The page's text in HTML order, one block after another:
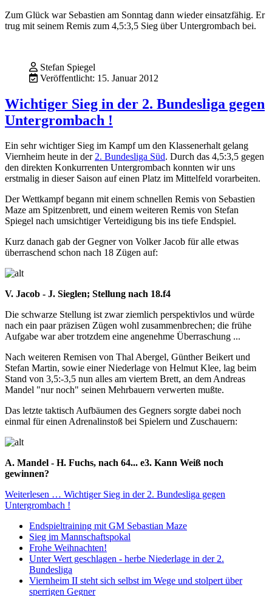
Zum Glück war Sebastien am Sonntag dann wieder einsatzfähig. Er
trug mit seinem Remis zum 4,5:3,5 Sieg über Untergrombach bei.
Stefan Spiegel
Veröffentlicht: 15. Januar 2012
Wichtiger Sieg in der 2. Bundesliga gegen
Untergrombach !
Ein sehr wichtiger Sieg im Kampf um den Klassenerhalt gelang
Viernheim heute in der2. Bundesliga Süd. Durch das 4,5:3,5 gegen
den direkten Konkurrenten Untergrombach konnten wir uns
erstmalig in dieser Saison auf einen Platz im Mittelfeld vorarbeiten.
Der Wettkampf begann mit einem schnellen Remis von Sebastien
Maze am Spitzenbrett, und einem weiteren Remis von Stefan
Spiegel nach umsichtiger Verteidigung bis ins tiefe Endspiel.
Kurz danach gab der Gegner von Volker Jacob für alle etwas
überraschend schon nach 18 Zügen auf:
V. Jacob - J. Sieglen; Stellung nach 18.f4
Die schwarze Stellung ist zwar ziemlich perspektivlos und würde
nach ein paar präzisen Zügen wohl zusammenbrechen; die frühe
Aufgabe war aber trotzdem eine angenehme Überraschung ...
Nach weiteren Remisen von Thal Abergel, Günther Beikert und
Stefan Martin, sowie einer Niederlage von Helmut Klee, lag beim
Stand von 3,5:-3,5 nun alles am viertem Brett, an dem Andreas
Mandel "nur noch" seinen Mehrbauern verwerten mußte.
Das letzte taktisch Aufbäumen des Gegners sorgte dabei noch
einmal für einen Adrenalinstoß bei Spielern und Zuschauern:
A. Mandel - H. Fuchs, nach 64... e3. Kann Weiß noch
gewinnen?
Weiterlesen … Wichtiger Sieg in der 2. Bundesliga gegen
Untergrombach !
Endspieltraining mit GM Sebastian Maze
Sieg im Mannschaftspokal
Frohe Weihnachten!
Unter Wert geschlagen - herbe Niederlage in der 2.
Bundesliga
Viernheim II steht sich selbst im Wege und stolpert über
sperrigen Gegner